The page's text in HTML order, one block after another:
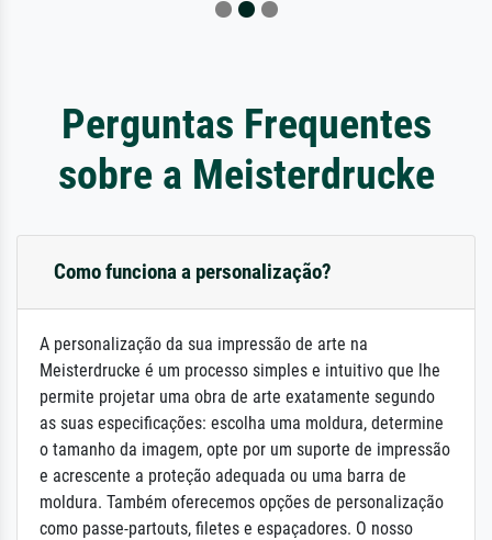
Perguntas Frequentes
sobre a Meisterdrucke
Como funciona a personalização?
A personalização da sua impressão de arte na
Meisterdrucke é um processo simples e intuitivo que lhe
permite projetar uma obra de arte exatamente segundo
as suas especificações: escolha uma moldura, determine
o tamanho da imagem, opte por um suporte de impressão
e acrescente a proteção adequada ou uma barra de
moldura. Também oferecemos opções de personalização
como passe-partouts, filetes e espaçadores. O nosso